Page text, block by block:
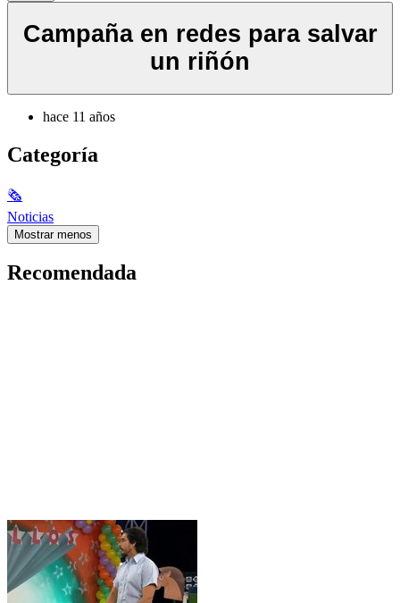
Campaña en redes para salvar
un riñón
hace 11 años
Categoría
🗞
Noticias
Mostrar menos
Recomendada